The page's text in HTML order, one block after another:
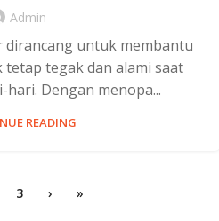
Admin
dirancang untuk membantu
tetap tegak dan alami saat
Dengan menopa...
READING
3 › »